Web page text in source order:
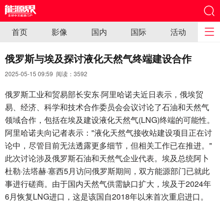
首页 影像 国内 国际 活动
俄罗斯与埃及探讨液化天然气终端建设合作
2025-05-15 09:59 阅读： 3592
俄罗斯工业和贸易部长安东·阿里哈诺夫近日表示，俄埃贸
易、经济、科学和技术合作委员会会议讨论了石油和天然气
领域合作，包括在埃及建设液化天然气(LNG)终端的可能性。
阿里哈诺夫向记者表示："液化天然气接收站建设项目正在讨
论中，尽管目前无法透露更多细节，但相关工作已在推进。"
此次讨论涉及俄罗斯石油和天然气企业代表。埃及总统阿卜
杜勒·法塔赫·塞西5月访问俄罗斯期间，双方能源部门已就此
事进行磋商。由于国内天然气供需缺口扩大，埃及于2024年
6月恢复LNG进口，这是该国自2018年以来首次重启进口。